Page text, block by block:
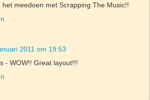
het meedoen met Scrapping The Music!!
2011 om 19:53
- WOW!! Great layout!!!